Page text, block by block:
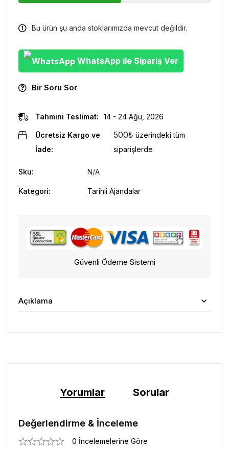
Bu ürün şu anda stoklarımızda mevcut değildir.
WhatsApp ile Sipariş Ver
Bir Soru Sor
Tahmini Teslimat: 14 - 24 Ağu, 2026
Ücretsiz Kargo ve
İade:
500₺ üzerindeki tüm
siparişlerde
Sku: N/A
Kategori: Tarihli Ajandalar
Güvenli Ödeme Sistemi
Açıklama
Yorumlar Sorular
Değerlendirme & İnceleme
0 İncelemelerine Göre